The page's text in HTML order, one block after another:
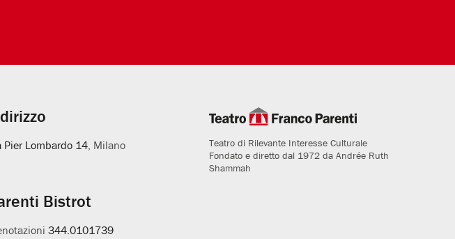
Pier Lombardo 14, Milano
Bistrot
344.0101739
Teatro di Rilevante Interesse Culturale
Fondato e diretto dal 1972 da Andrée Ruth
Shammah